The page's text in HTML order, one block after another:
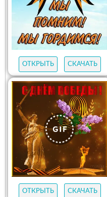
ОТКРЫТЬ СКАЧАТЬ
ОТКРЫТЬ СКАЧАТЬ